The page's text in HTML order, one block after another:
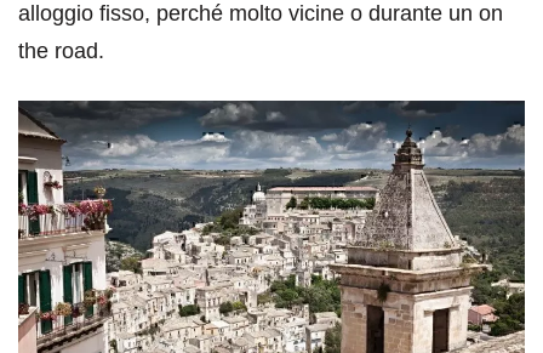
alloggio fisso, perché molto vicine o durante un on
the road.